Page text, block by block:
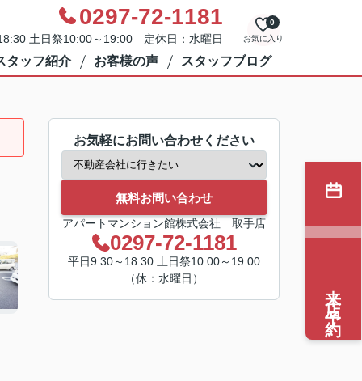
0297-72-1181
土日祭10:00～19:00 定休日：水曜日 お気に入り
0
タッフ紹介 お客様の声 スタッフブログ
お気軽にお問い合わせください
無料お問い合わせ
アパートマンション館株式会社 取手店
0297-72-1181
平日9:30～18:30 土日祭10:00～19:00
（休：水曜日）
来店予約